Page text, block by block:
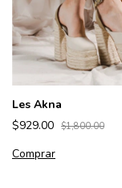
Les Akna
$929.00 $1,800.00
Comprar